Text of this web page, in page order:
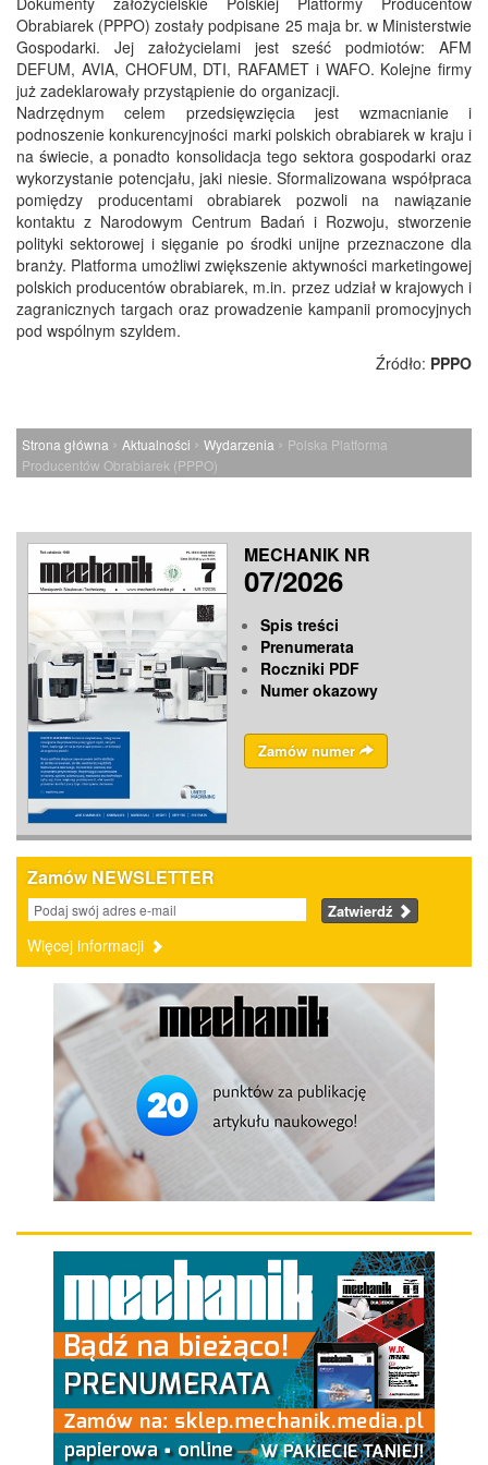
Obrabiarek (PPPO) zostały podpisane 25 maja br. w Ministerstwie
Gospodarki. Jej założycielami jest sześć podmiotów: AFM
DEFUM, AVIA, CHOFUM, DTI, RAFAMET i WAFO. Kolejne firmy
już zadeklarowały przystąpienie do organizacji.
Nadrzędnym celem przedsięwzięcia jest wzmacnianie i
podnoszenie konkurencyjności marki polskich obrabiarek w kraju i
na świecie, a ponadto konsolidacja tego sektora gospodarki oraz
wykorzystanie potencjału, jaki niesie. Sformalizowana współpraca
pomiędzy producentami obrabiarek pozwoli na nawiązanie
kontaktu z Narodowym Centrum Badań i Rozwoju, stworzenie
polityki sektorowej i sięganie po środki unijne przeznaczone dla
branży. Platforma umożliwi zwiększenie aktywności marketingowej
polskich producentów obrabiarek, m.in. przez udział w krajowych i
zagranicznych targach oraz prowadzenie kampanii promocyjnych
pod wspólnym szyldem.
Źródło: PPPO
Strona główna › Aktualności › Wydarzenia › Polska Platforma
Producentów Obrabiarek (PPPO)
MECHANIK NR
07/2026
Spis treści
Prenumerata
Roczniki PDF
Numer okazowy
Zamów numer
Zamów NEWSLETTER
Zatwierdź
Więcej informacji